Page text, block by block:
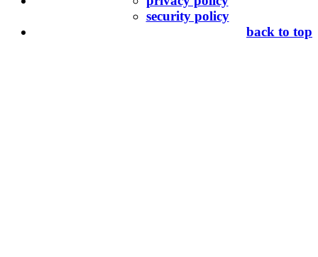
security policy
back to top